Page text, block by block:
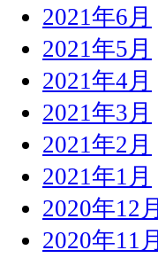
2021年6月
2021年5月
2021年4月
2021年3月
2021年2月
2021年1月
2020年12月
2020年11月